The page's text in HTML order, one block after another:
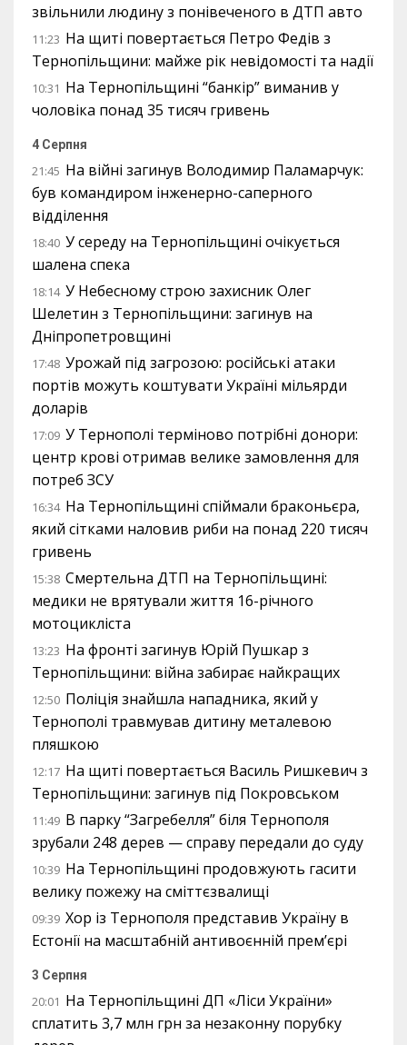
звільнили людину з понівеченого в ДТП авто
11:23 На щиті повертається Петро Федів з
Тернопільщини: майже рік невідомості та надії
10:31 На Тернопільщині “банкір” виманив у
чоловіка понад 35 тисяч гривень
4 Серпня
21:45 На війні загинув Володимир Паламарчук:
був командиром інженерно-саперного
відділення
18:40 У середу на Тернопільщині очікується
шалена спека
18:14 У Небесному строю захисник Олег
Шелетин з Тернопільщини: загинув на
Дніпропетровщині
17:48 Урожай під загрозою: російські атаки
портів можуть коштувати Україні мільярди
доларів
17:09 У Тернополі терміново потрібні донори:
центр крові отримав велике замовлення для
потреб ЗСУ
16:34 На Тернопільщині спіймали браконьєра,
який сітками наловив риби на понад 220 тисяч
гривень
15:38 Смертельна ДТП на Тернопільщині:
медики не врятували життя 16-річного
мотоцикліста
13:23 На фронті загинув Юрій Пушкар з
Тернопільщини: війна забирає найкращих
12:50 Поліція знайшла нападника, який у
Тернополі травмував дитину металевою
пляшкою
12:17 На щиті повертається Василь Ришкевич з
Тернопільщини: загинув під Покровськом
11:49 В парку “Загребелля” біля Тернополя
зрубали 248 дерев — справу передали до суду
10:39 На Тернопільщині продовжують гасити
велику пожежу на сміттєзвалищі
09:39 Хор із Тернополя представив Україну в
Естонії на масштабній антивоєнній прем’єрі
3 Серпня
20:01 На Тернопільщині ДП «Ліси України»
сплатить 3,7 млн грн за незаконну порубку